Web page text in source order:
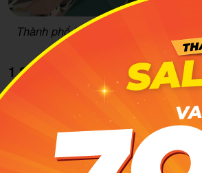
Thành phố Davao sở hữu một bức
1.2 Thời điểm lý tưởng để
Davao tự hào có khí hậu nhiệt đới
động từ 25 đến 28 độ C. Tuy nhiên
ngoài trời thú vị, thời điểm lý tưởng
tiết trời khô ráo, nắng ấm áp, thích
đường dài khám phá thiên nhiên.